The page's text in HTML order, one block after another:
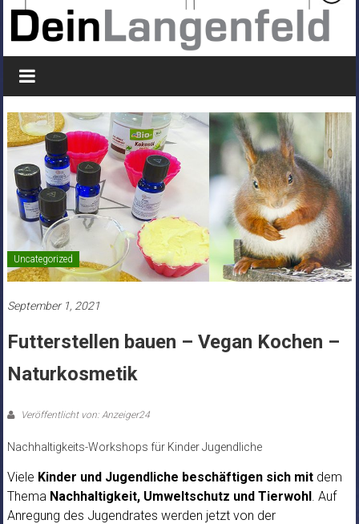
Uncategorized
September 1, 2021
Futterstellen bauen – Vegan Kochen –
Naturkosmetik
Veröffentlicht von: Anzeiger24
Nachhaltigkeits-Workshops für Kinder Jugendliche
Viele Kinder und Jugendliche beschäftigen sich mitdem
Thema Nachhaltigkeit, Umweltschutz und Tierwohl. Auf
Anregung des Jugendrates werden jetzt von der